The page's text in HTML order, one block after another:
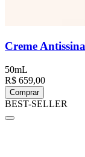
Creme
50mL
R$ 659,00
Comprar
BEST-SELLER